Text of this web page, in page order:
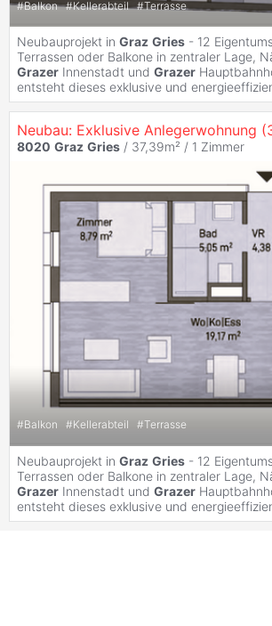
#Balkon #Kellerabteil #Terrasse
Neubauprojekt in Graz Gries - 12
Terrassen oder Balkone in zentraler Lage,
Grazer Innenstadt und Grazer
entsteht dieses exklusive und
8020 Graz Gries / 37,39m² / 1 Zimmer
#Balkon #Kellerabteil #Terrasse
Neubauprojekt in Graz Gries - 12
Terrassen oder Balkone in zentraler Lage,
Grazer Innenstadt und Grazer
entsteht dieses exklusive und